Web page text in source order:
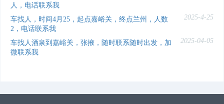
人，电话联系我
车找人，时间4月25，起点嘉峪关，终点兰州，人数
2，电话联系我
2025-4-25
车找人酒泉到嘉峪关，张掖，随时联系随时出发，加
微联系我
2025-04-05